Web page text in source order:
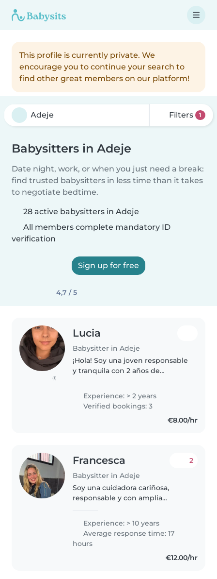
This profile is currently private. We
encourage you to continue your search to
find other great members on our platform!
Filters 1
Babysitters in Adeje
Date night, work, or when you just need a break:
find trusted babysitters in less time than it takes
to negotiate bedtime.
28 active babysitters in Adeje
All members complete mandatory ID
verification
Sign up for free
4,7 / 5
(1)
Lucia
Babysitter in Adeje
¡Hola! Soy una joven responsable
y tranquila con 2 años de
todas las edades, incluyendo
bebés, niños pequeños y niños
en edad escolar. Tengo
Experience: > 2 years
Verified bookings: 3
€8.00/hr
Francesca
Babysitter in Adeje
2
Soy una cuidadora cariñosa,
responsable y con amplia
con más de 10 años de
experiencia trabajando con los
Experience: > 10 years
Average response time: 17
hours
€12.00/hr